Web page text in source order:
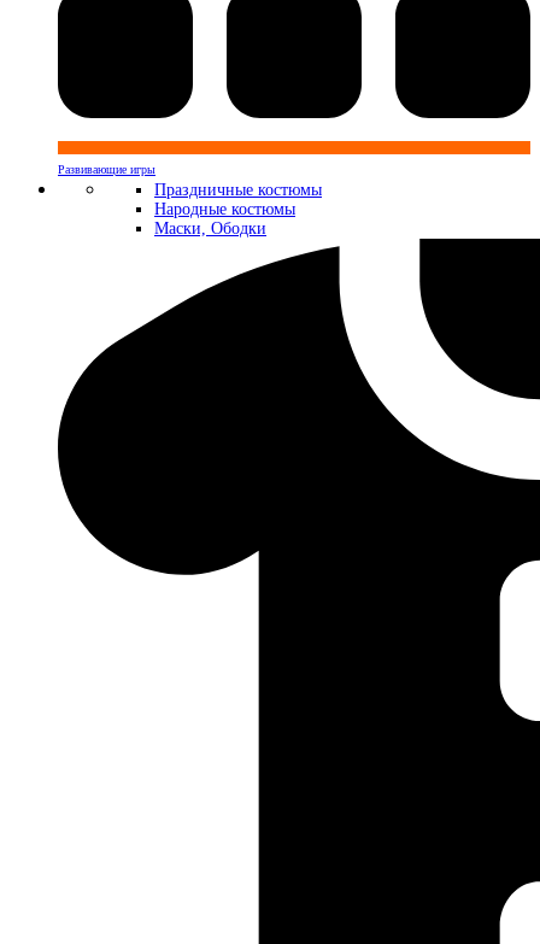
Развивающие игры
Праздничные костюмы
Народные костюмы
Маски, Ободки